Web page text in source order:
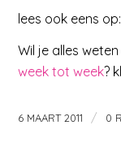
lees ook eens op:
Wil je alles
week tot week?
6 MAART 2011 / 0